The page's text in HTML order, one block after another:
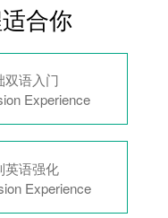
合你
双语入门
Experience
英语强化
Experience